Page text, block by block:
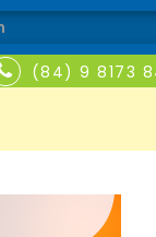
(84) 9 8173